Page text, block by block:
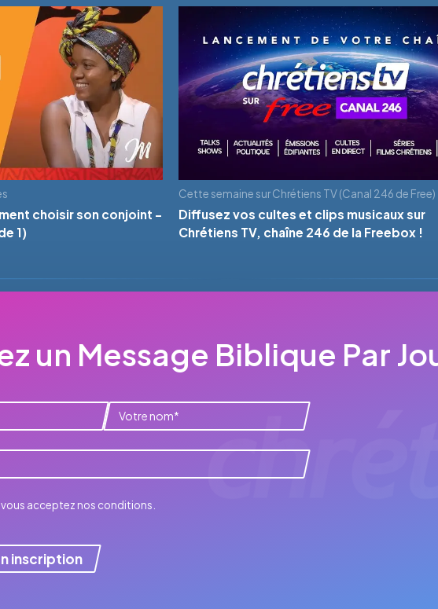
choisir son conjoint -
1)
Cette semaine sur Chrétiens TV (Canal 246 de Free)
Diffusez vos cultes et clips musicaux sur
Chrétiens TV, chaîne 246 de la Freebox !
un Message Biblique Par
acceptez nos conditions
inscription